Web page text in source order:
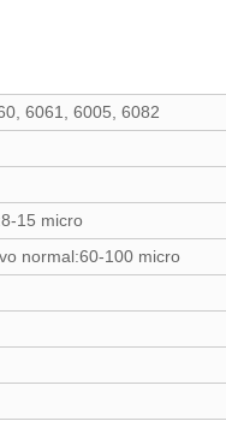
6061, 6005, 6082
15 micro
normal:60-100 micro